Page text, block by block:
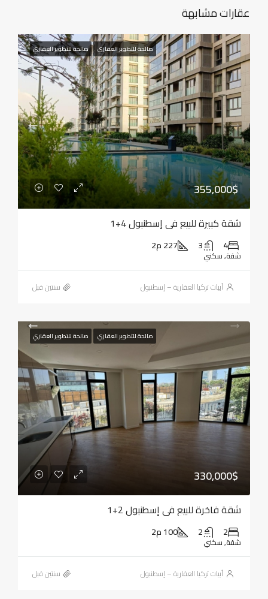
عقارات مشابهة
صالحة للتطوير العقاري صالحة للتطوير العقاري
355,000$
شقة كبيرة للبيع في إسطنبول 4+1
4
3 227 م2
شقة, سكني
أبيات تركيا العقارية – إسطنبول ‏سنتين قبل
صالحة للتطوير العقاري صالحة للتطوير العقاري
330,000$
شقة فاخرة للبيع في إسطنبول 2+1
2
2 100 م2
شقة, سكني
أبيات تركيا العقارية – إسطنبول ‏سنتين قبل